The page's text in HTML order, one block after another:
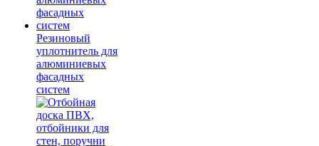
Резиновый
уплотнитель для
алюминиевых
фасадных
систем